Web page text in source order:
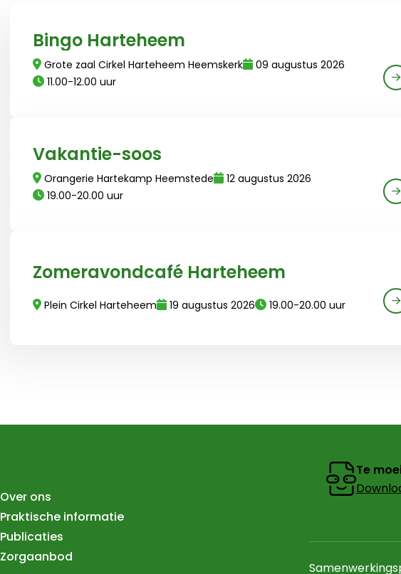
Bingo Harteheem
Grote zaal Cirkel Harteheem Heemskerk
09 augustus 2026
11.00-12.00 uur
Vakantie-soos
Orangerie Hartekamp Heemstede
12 augustus 2026
19.00-20.00 uur
Zomeravondcafé Harteheem
Plein Cirkel Harteheem 19 augustus 2026 19.00-20.00 uur
Over ons
Praktische informatie
Publicaties
Zorgaanbod
Te